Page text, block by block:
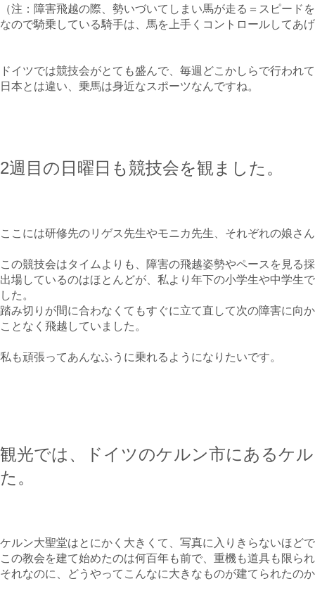
（注：障害飛越の際、勢いづいてしまい馬が走る＝スピード
なので騎乗している騎手は、馬を上手くコントロールしてあ
ドイツでは競技会がとても盛んで、毎週どこかしらで行われ
日本とは違い、乗馬は身近なスポーツなんですね。
2週目の日曜日も競技会を観ました。
ここには研修先のリゲス先生やモニカ先生、それぞれの娘さ
この競技会はタイムよりも、障害の飛越姿勢やペースを見る
出場しているのはほとんどが、私より年下の小学生や中学生
した。
踏み切りが間に合わなくてもすぐに立て直して次の障害に向
ことなく飛越していました。
私も頑張ってあんなふうに乗れるようになりたいです。
観光では、ドイツのケルン市にあるケ
た。
ケルン大聖堂はとにかく大きくて、写真に入りきらないほど
この教会を建て始めたのは何百年も前で、重機も道具も限ら
それなのに、どうやってこんなに大きなものが建てられたの